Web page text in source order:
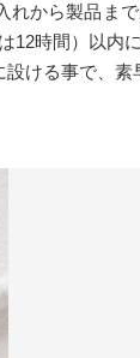
から製品ま
12時間）以
ける事で、